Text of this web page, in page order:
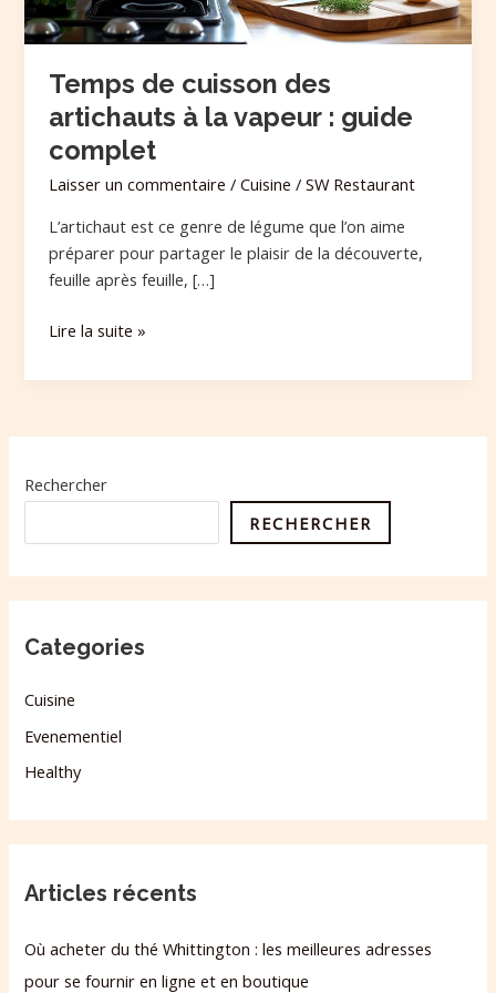
Temps de cuisson des
artichauts à la vapeur : guide
complet
Laisser un commentaire /Cuisine /SW Restaurant
L’artichaut est ce genre de légume que l’on aime
préparer pour partager le plaisir de la découverte,
feuille après feuille, […]
:
guide
Lire la suite »
Rechercher
RECHERCHER
Categories
Cuisine
Evenementiel
Healthy
Articles récents
Où acheter du thé Whittington : les meilleures adresses
pour se fournir en ligne et en boutique